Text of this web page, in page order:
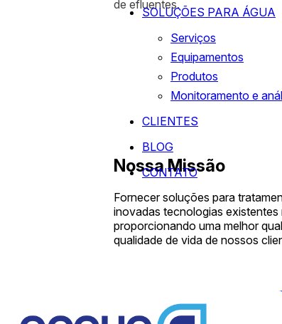
SOLUÇÕES PARA ÁGUA
Serviços
Equipamentos
Produtos
Monitoramento e
CLIENTES
BLOG
CONTATO
de efluentes.
Nossa Missão
Fornecer soluções para
inovadas tecnologias existentes
proporcionando uma melhor
qualidade de vida de nossos